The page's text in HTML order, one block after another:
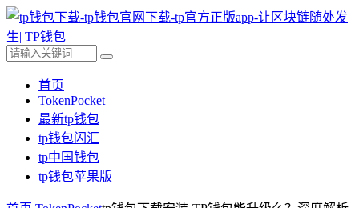
首页
TokenPocket
最新tp钱包
tp钱包闪汇
tp中国钱包
tp钱包苹果版